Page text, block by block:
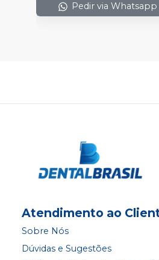
Pedir via Whatsapp
Atendimento ao
Sobre Nós
Dúvidas e Sugestões